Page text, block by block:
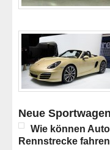
Neue
Wie können
Rennstrecke